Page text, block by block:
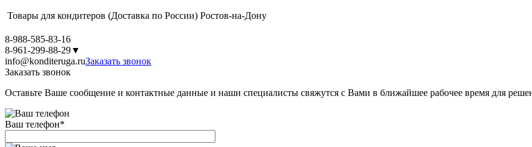
Товары для кондитеров (Доставка по России) Ростов-на-Дону
8-988-585-83-16
8-961-299-88-29▼
info@konditeruga.ruЗаказать звонок
Заказать звонок
Оставьте Ваше сообщение и контактные данные и наши специалисты свяжутся с Вами в ближайшее рабочее время для
Ваш телефон*